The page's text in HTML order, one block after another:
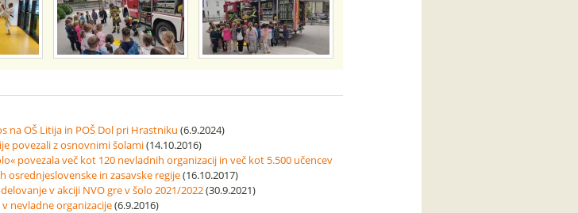
na OŠ Litija in POŠ Dol pri Hrastniku (6.9.2024)
povezali z osnovnimi šolami(14.10.2016)
povezala več kot 120 nevladnih organizacij in več kot 5.500 učencev
osrednjeslovenske in zasavske regije(16.10.2017)
v akciji NVO gre v šolo 2021/2022(30.9.2021)
nevladne organizacije(6.9.2016)